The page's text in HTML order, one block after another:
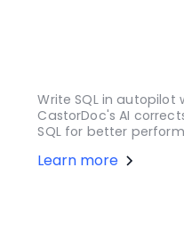
Write SQL in autopilot
CastorDoc's AI
SQL for better
Learn more